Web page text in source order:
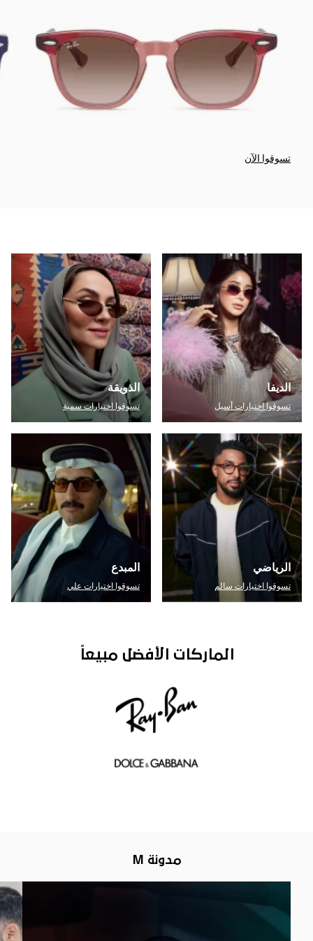
تسوقوا الآن
الديفا
تسوقوا اختيارات أسيل
الذويقة
تسوقوا اختيارات سمية
الرياضي
تسوقوا اختيارات سالم
المبدع
تسوقوا اختيارات علي
الماركات الأفضل مبيعاً
مدونة M